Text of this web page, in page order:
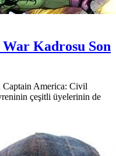
Kadrosu Son
Captain America: Civil
çeşitli üyelerinin de